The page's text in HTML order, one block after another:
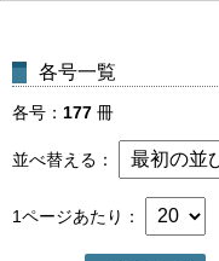
各号一覧
各号 177 冊
並べ替える
1ページあたり